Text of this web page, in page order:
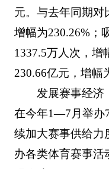
元。与去年同期对
增幅为230.26%；
1337.5万人次，增
230.66亿元，增幅
发展赛事经济
在今年1—7月举办
续加大赛事供给力
办各类体育赛事活